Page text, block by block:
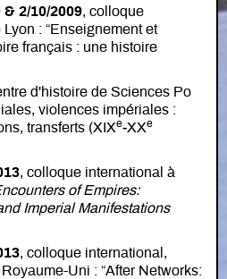
& 2/10/2009, colloque
: “Enseignement et
français : une histoire
d'histoire de Sciences Po
violences impériales :
transferts (XIXe‐XXe
, colloque international à
of Empires:
Imperial Manifestations
, colloque international,
Uni : “After Networks: